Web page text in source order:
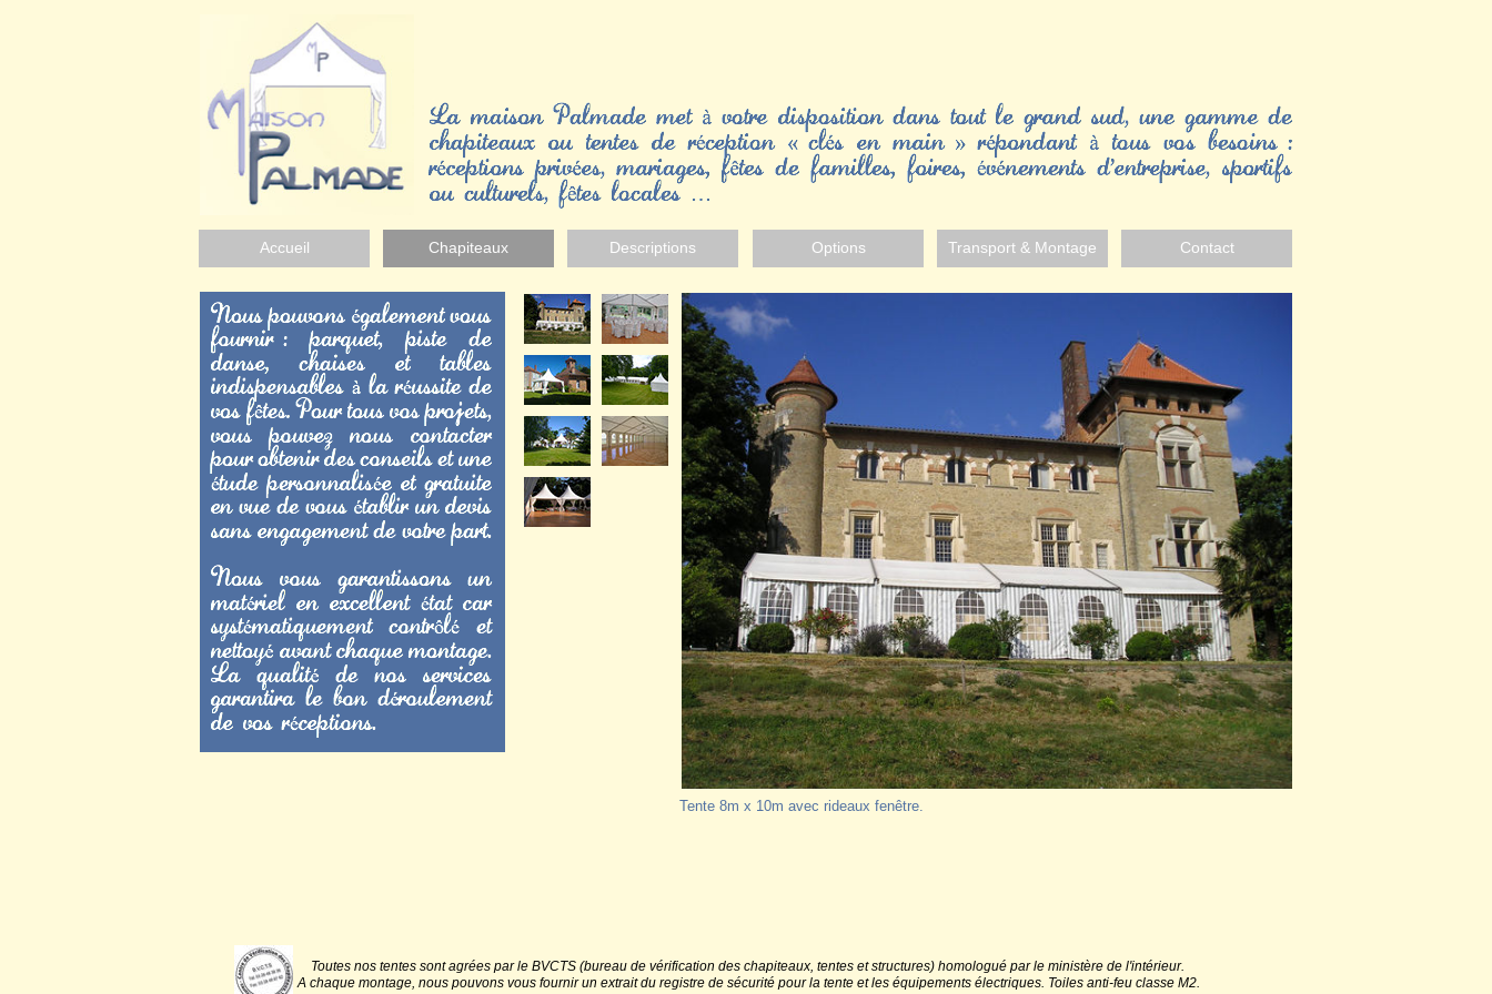
Accueil Chapiteaux Descriptions Options Transport & Montage Contact
Tente 8m x 10m avec rideaux fenêtre.
Toutes nos tentes sont agrées par le BVCTS (bureau de vérification des chapiteaux, tentes et structures) homologué par le ministère de l'intérieur.
A chaque montage, nous pouvons vous fournir un extrait du registre de sécurité pour la tente et les équipements électriques. Toiles anti-feu classe M2.